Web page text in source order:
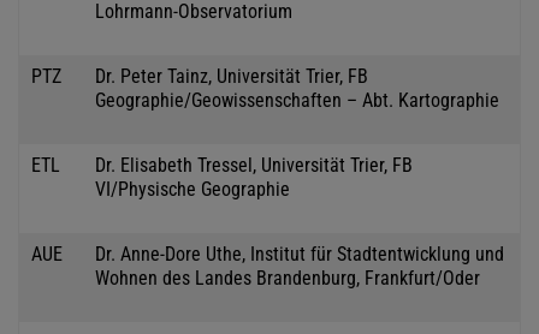
Lohrmann-Observatorium
PTZ
Dr. Peter Tainz, Universität Trier, FB
Geographie/Geowissenschaften – Abt. Kartographie
ETL
Dr. Elisabeth Tressel, Universität Trier, FB
VI/Physische Geographie
AUE
Dr. Anne-Dore Uthe, Institut für Stadtentwicklung und
Wohnen des Landes Brandenburg, Frankfurt/Oder